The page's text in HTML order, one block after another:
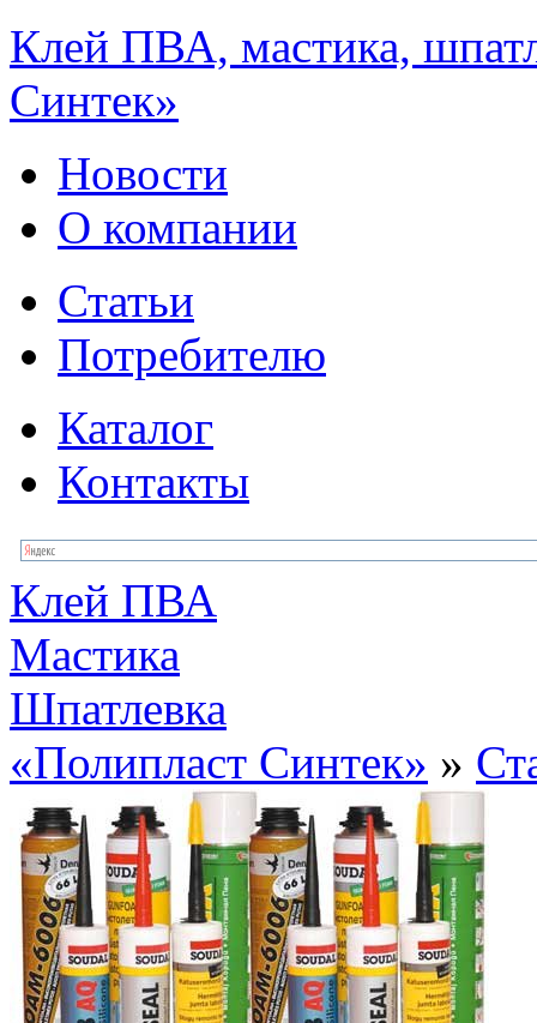
Клей ПВА, мастика,
Синтек»
Новости
О компании
Статьи
Потребителю
Каталог
Контакты
Клей ПВА
Мастика
Шпатлевка
«Полипласт Синтек» »